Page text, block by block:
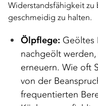
Widerstandsfähigkeit zu
geschmeidig zu halten.
Ölpflege: Geöltes
nachgeölt
erneuern. Wie oft
von der
frequentierten